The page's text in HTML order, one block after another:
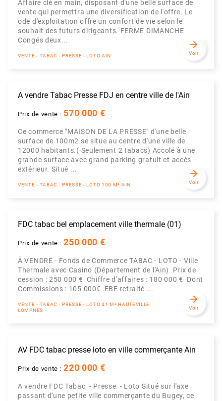
Affaire clé en main, disposant d'une belle surface de
vente qui permettra une diversification de l'offre. Le
ode d'exploitation offre un confort de vie selon le
souhait des futurs dirigeants. FERME DIMANCHE
Congés deux...
VENTE - TABAC - PRESSE - LOTO AIN
arrow_forward
Voir
A vendre Tabac Presse FDJ en centre ville de l'Ain
Prix de vente : 570 000 €
Ce commerce "MAISON DE LA PRESSE" d'une belle
surface de 100m2 se situe au centre d'une ville de
12000 habitants.( Seulement 2 tabacs) Accolé à une
grande surface avec grand parking gratuit et accès
extérieur. Situé ...
VENTE - TABAC - PRESSE - LOTO 100 M² AIN
arrow_forward
Voir
FDC tabac bel emplacement ville thermale (01)
Prix de vente :250 000 €
À VENDRE - Fonds de Commerce TABAC - LOTO - Ville
Thermale avec Casino (Département de l'Ain) Prix de
cession : 250 000 € Chiffre d'affaires : 180 000 € Dont
Commissions : 105 000€ EBE retraité ...
VENTE - TABAC - PRESSE - LOTO 41 M² HAUTEVILLE
LOMPNES
arrow_forward
Voir
AV FDC tabac presse loto en ville commerçante Ain
Prix de vente :220 000 €
A vendre FDC Tabac - Presse - Loto Situé sur l'axe
passant d'une petite ville commerçante du Bugey, ce